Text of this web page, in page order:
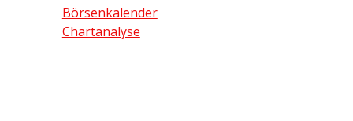
Börsenkalender
Chartanalyse